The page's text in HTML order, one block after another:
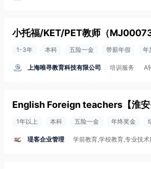
小托福/KET/PET教师（
1-3年 本科 五险一金 带薪年假 年
上海唯寻教育科技有限公司 培训服务 A
English Foreign teachers 【淮
1年以上 本科 五险一金 年终奖金
瑅客企业管理 学前教育,学校教育,专业技术